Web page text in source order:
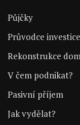
Půjčky
Průvodce
Rekonstrukce
V čem podnikat?
Pasivní příjem
Jak vydělat?